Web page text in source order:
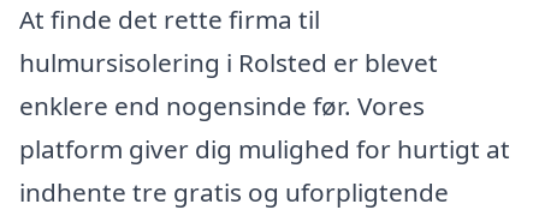
At finde det rette firma til
hulmursisolering i Rolsted er blevet
enklere end nogensinde før. Vores
platform giver dig mulighed for hurtigt at
indhente tre gratis og uforpligtende